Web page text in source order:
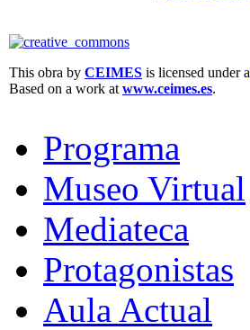
This obra by CEIMES is licensed under a
Based on a work at www.ceimes.es.
Programa
Museo Virtual
Mediateca
Protagonistas
Aula Actual